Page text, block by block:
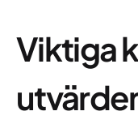
Viktiga